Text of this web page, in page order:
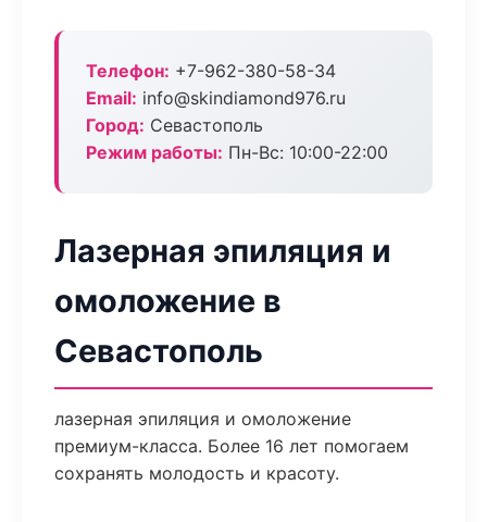
Телефон: +7-962-380-58-34
Email: info@skindiamond976.ru
Город: Севастополь
Режим работы: Пн-Вс: 10:00-22:00
Лазерная эпиляция и
омоложение в
Севастополь
лазерная эпиляция и омоложение
премиум-класса. Более 16 лет помогаем
сохранять молодость и красоту.